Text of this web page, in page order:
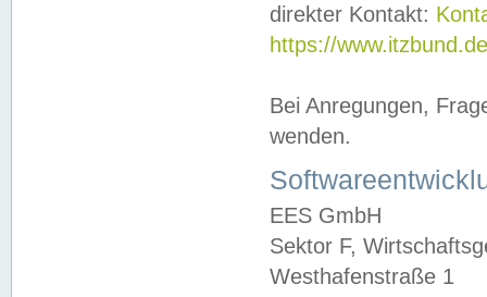
direkter Kontakt:
https://
Bei Anregungen,
wenden.
EES GmbH
Sektor F,
Westhafenstraße 1